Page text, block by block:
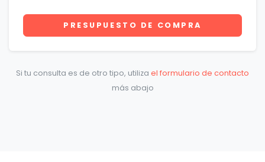
PRESUPUESTO DE COMPRA
Si tu consulta es de otro tipo, utiliza el formulario de contacto
más abajo